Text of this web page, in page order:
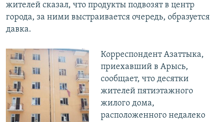
жителей сказал, что продукты подвозят в центр
города, за ними выстраивается очередь, образуется
давка.
Корреспондент Азаттыка,
приехавший в Арысь,
сообщает, что десятки
жителей пятиэтажного
жилого дома,
расположенного недалеко